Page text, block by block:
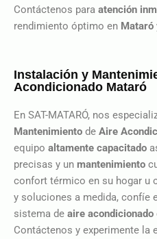
Contáctenos para atención
rendimiento óptimo en Mataró
Instalación y
Acondicionado Mataró
En SAT-MATARÓ, nos
Mantenimiento de Aire
equipo altamente capacitado
precisas y un mantenimiento
confort térmico en su hogar u
y soluciones a medida, confíe
sistema de aire acondicionado
Contáctenos y experimente la